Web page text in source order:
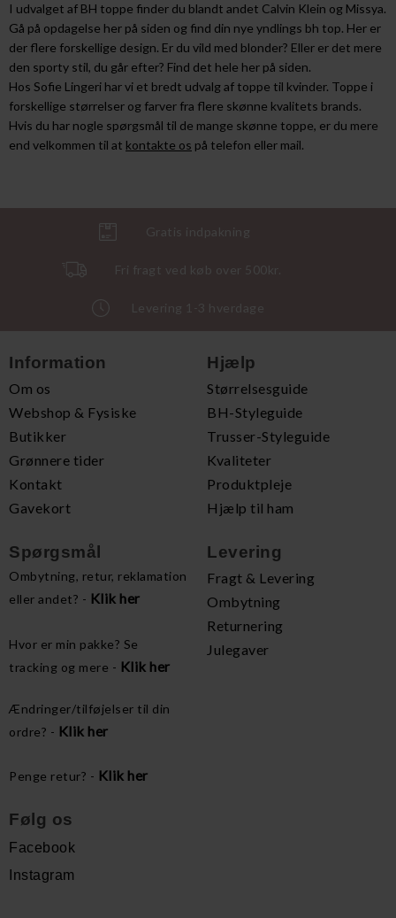
I udvalget af BH toppe finder du blandt andet Calvin Klein og Missya.
Gå på opdagelse her på siden og find din nye yndlings bh top. Her er
der flere forskellige design. Er du vild med blonder? Eller er det mere
den sporty stil, du går efter? Find det hele her på siden.
Hos Sofie Lingeri har vi et bredt udvalg af toppe til kvinder. Toppe i
forskellige størrelser og farver fra flere skønne kvalitets brands.
Hvis du har nogle spørgsmål til de mange skønne toppe, er du mere
end velkommen til at kontakte os på telefon eller mail.
Gratis indpakning
Fri fragt ved køb over 500kr.
Levering 1-3 hverdage
Information
Om os
Webshop & Fysiske
Butikker
Grønnere tider
Kontakt
Gavekort
Hjælp
Størrelsesguide
BH-Styleguide
Trusser-Styleguide
Kvaliteter
Produktpleje
Hjælp til ham
Spørgsmål
Ombytning, retur, reklamation
eller andet? - Klik her
Hvor er min pakke? Se
tracking og mere - Klik her
Ændringer/tilføjelser til din
ordre? - Klik her
Penge retur? - Klik her
Levering
Fragt & Levering
Ombytning
Returnering
Julegaver
Følg os
Facebook
Instagram